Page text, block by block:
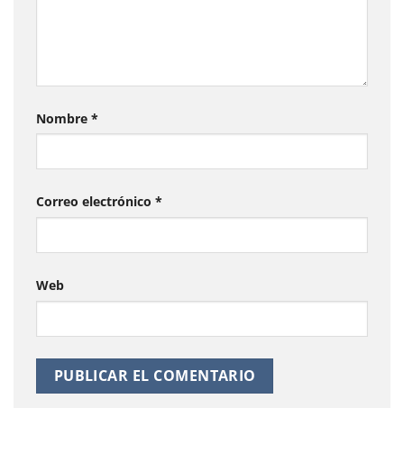
Nombre *
Correo electrónico *
Web